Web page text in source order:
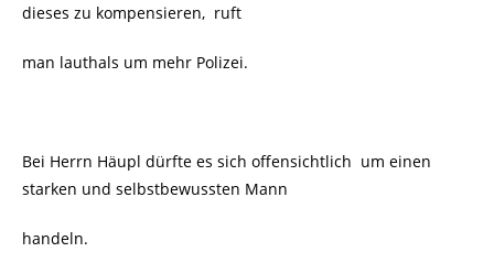
dieses zu kompensieren, ruft
man lauthals um mehr Polizei.
Bei Herrn Häupl dürfte es sich offensichtlich um einen
starken und selbstbewussten Mann
handeln.